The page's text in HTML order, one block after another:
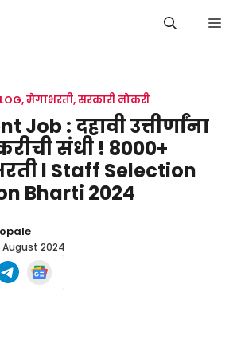
,मेगाभरती,सरकारी नोकरी
Job : दहावी उत्तीर्णांना
संधी ! 8000+
l Staff Selection
Bharti 2024
August 2024